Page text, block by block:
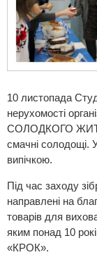
10 листопада
нерухомості
СОЛОДКОГО
смачні солодощі.
випічкою.
Під час заходу
направлені на
товарів для
яким понад 10
«КРОК».